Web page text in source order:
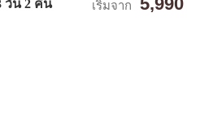
วัน 2 คืน เริ่มจาก